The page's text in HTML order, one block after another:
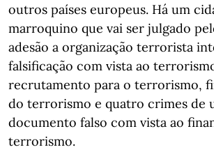
outros países europeus. Há um
marroquino que vai ser julgado
adesão a organização terrorista
falsificação com vista ao
recrutamento para o terrorismo,
do terrorismo e quatro crimes de
documento falso com vista ao
terrorismo.